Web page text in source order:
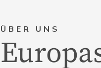
ÜBER UNS